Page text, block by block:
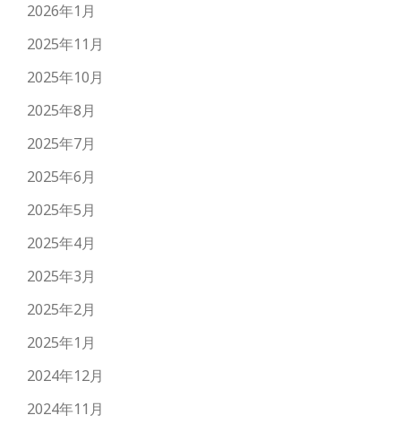
2026年1月
2025年11月
2025年10月
2025年8月
2025年7月
2025年6月
2025年5月
2025年4月
2025年3月
2025年2月
2025年1月
2024年12月
2024年11月